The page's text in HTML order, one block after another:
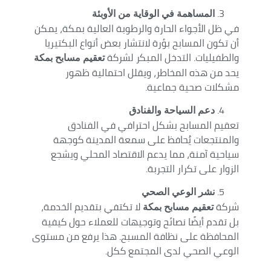
المساهمة في الوقاية من الأوبئة
في ظل الأجواء الحارة والرطوبة العالية بمكة، يمكن
أن تكون المسابح بؤرة لانتشار بعض أنواع البكتيريا
والطفيليات. التدخل المبكر لشركةتعقيم مسابح بمكة
يحد من هذه المخاطر، ويقلل احتمالية ظهور
مشكلات صحية جماعية.
دعم السياحة والفنادق
تعقيم المسابح بشكل احترافي في الفنادق
والمنتجعات يُحافظ على سمعة المدينة كوجهة
سياحية آمنة، مما يدعم الاقتصاد المحلي ويشجع
الزوار على تكرار التجربة.
نشر الوعي الصحي
شركةتعقيم مسابح بمكة لا تكتفي بتقديم الخدمة،
بل تقدم أيضًا نصائح وتوجيهات للعملاء حول كيفية
المحافظة على نظافة المسبح. هذا يرفع من مستوى
الوعي الصحي لدى المجتمع ككل.